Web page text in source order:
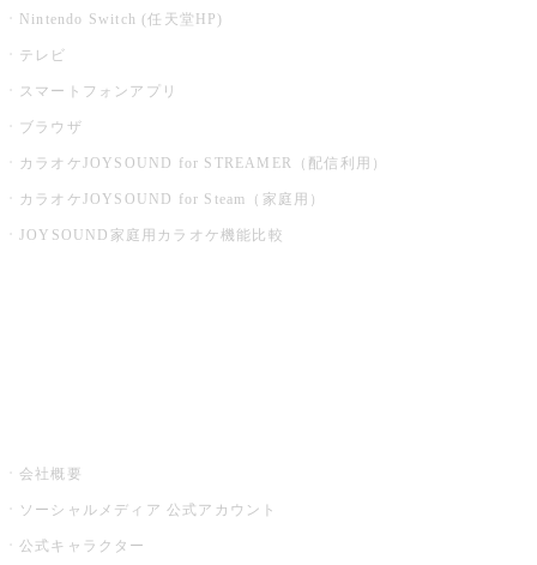
Nintendo Switch (任天堂HP)
テレビ
スマートフォンアプリ
ブラウザ
カラオケJOYSOUND for STREAMER（配信利用）
カラオケJOYSOUND for Steam（家庭用）
JOYSOUND家庭用カラオケ機能比較
会社概要
ソーシャルメディア 公式アカウント
公式キャラクター